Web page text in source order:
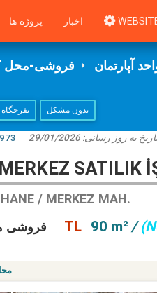
پروژه ها اخبار
فروشی-محل آپارتمان
بدون مشکل
به روز رسانی: 29/01/2026
SATILIK
/ MERKEZ MAH.
فروشی
3,500,000 TL 90 m²/